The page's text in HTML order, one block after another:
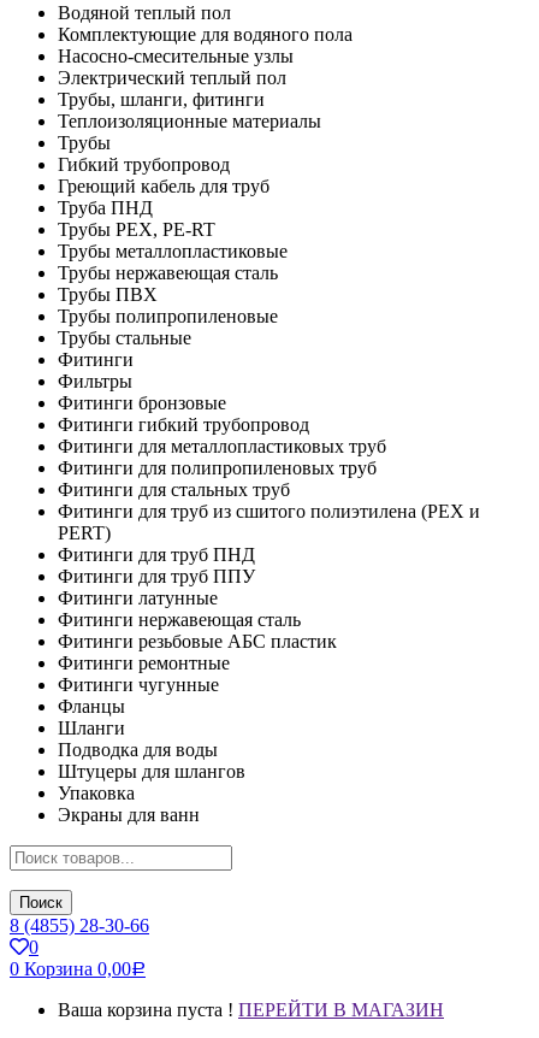
Водяной теплый пол
Комплектующие для водяного пола
Насосно-смесительные узлы
Электрический теплый пол
Трубы, шланги, фитинги
Теплоизоляционные материалы
Трубы
Гибкий трубопровод
Греющий кабель для труб
Труба ПНД
Трубы PEX, PE-RT
Трубы металлопластиковые
Трубы нержавеющая сталь
Трубы ПВХ
Трубы полипропиленовые
Трубы стальные
Фитинги
Фильтры
Фитинги бронзовые
Фитинги гибкий трубопровод
Фитинги для металлопластиковых труб
Фитинги для полипропиленовых труб
Фитинги для стальных труб
Фитинги для труб из сшитого полиэтилена (PEX и
PERT)
Фитинги для труб ПНД
Фитинги для труб ППУ
Фитинги латунные
Фитинги нержавеющая сталь
Фитинги резьбовые АБС пластик
Фитинги ремонтные
Фитинги чугунные
Фланцы
Шланги
Подводка для воды
Штуцеры для шлангов
Упаковка
Экраны для ванн
Поиск
8 (4855) 28-30-66
0
0 Корзина 0,00Р
Ваша корзина пуста ! ПЕРЕЙТИ В МАГАЗИН